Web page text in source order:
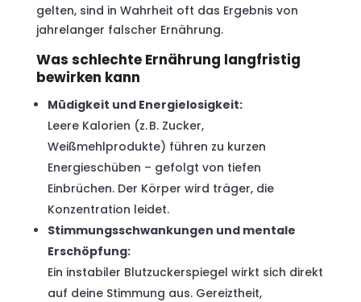
gelten, sind in Wahrheit oft das Ergebnis von
jahrelanger falscher Ernährung.
Was schlechte Ernährung langfristig
bewirken kann
Müdigkeit und Energielosigkeit:
Leere Kalorien (z. B. Zucker,
Weißmehlprodukte) führen zu kurzen
Energieschüben – gefolgt von tiefen
Einbrüchen. Der Körper wird träger, die
Konzentration leidet.
Stimmungsschwankungen und mentale
Erschöpfung:
Ein instabiler Blutzuckerspiegel wirkt sich direkt
auf deine Stimmung aus. Gereiztheit,